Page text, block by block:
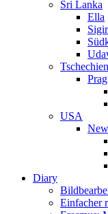
Sri Lanka
Ella
Tschechien
Prag
USA
Diary
Einfacher